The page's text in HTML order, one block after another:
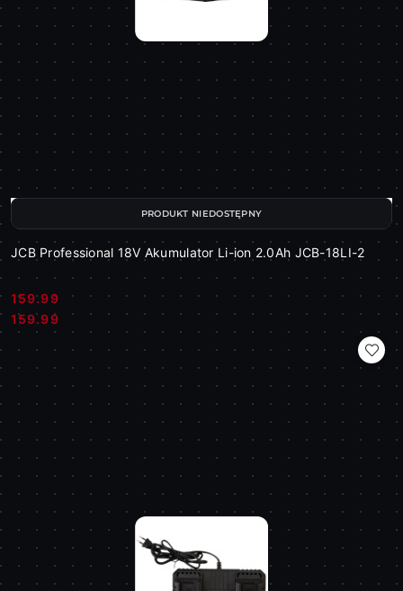
JCB Professional 18V Akumulator Li-ion 2.0Ah JCB-18LI-2
Cena:
159.99
Cena:
159.99
PRODUKT NIEDOSTĘPNY